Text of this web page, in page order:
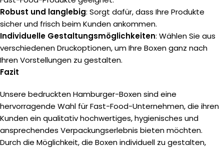
Robust und langlebig: Sorgt dafür, dass Ihre Produkte
sicher und frisch beim Kunden ankommen.
Individuelle Gestaltungsmöglichkeiten: Wählen Sie aus
verschiedenen Druckoptionen, um Ihre Boxen ganz nach
Ihren Vorstellungen zu gestalten.
Fazit
Unsere bedruckten Hamburger-Boxen sind eine
hervorragende Wahl für Fast-Food-Unternehmen, die ihren
Kunden ein qualitativ hochwertiges, hygienisches und
ansprechendes Verpackungserlebnis bieten möchten.
Durch die Möglichkeit, die Boxen individuell zu gestalten,